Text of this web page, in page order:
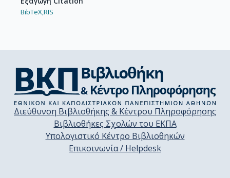
BibTeX,RIS
Διεύθυνση Βιβλιοθήκης & Κέντρου Πληροφόρησης
Βιβλιοθήκες Σχολών του ΕΚΠΑ
Υπολογιστικό Κέντρο Βιβλιοθηκών
Επικοινωνία / Helpdesk